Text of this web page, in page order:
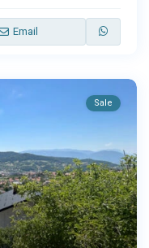
Email
Sale